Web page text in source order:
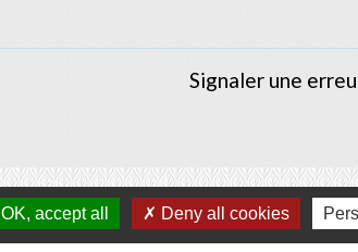
Signaler une
OK, accept all Deny all cookies